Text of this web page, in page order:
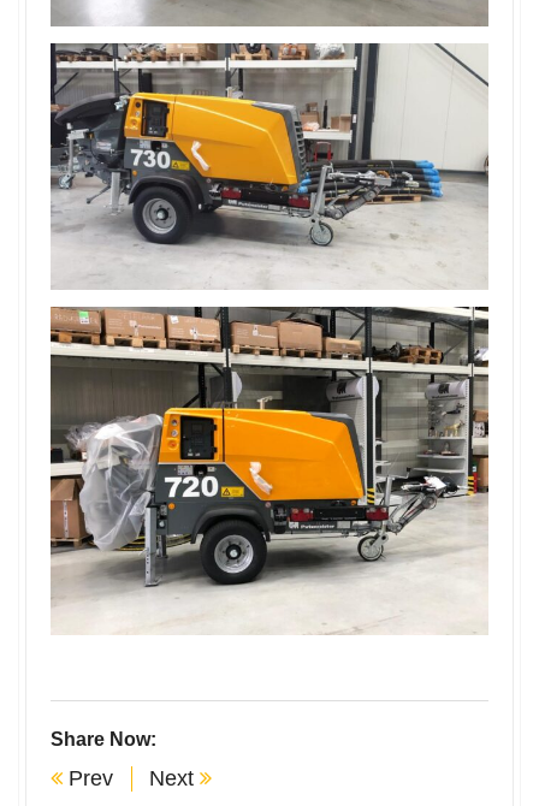
Share Now:
Prev Next